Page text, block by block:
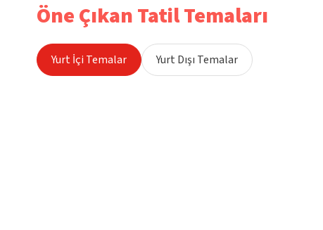
Öne Çıkan Tatil Temaları
Yurt İçi Temalar Yurt Dışı Temalar